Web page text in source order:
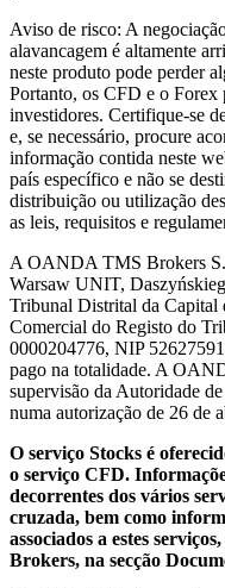
Aviso de risco: A
alavancagem é altamente
neste produto pode perder
Portanto, os CFD e o Forex
investidores. Certifique-se
e, se necessário, procure
informação contida neste
país específico e não se
distribuição ou utilização
as leis, requisitos e
A OANDA TMS Brokers
Warsaw UNIT,
Tribunal Distrital da Capital
Comercial do Registo do
0000204776, NIP
pago na totalidade. A
supervisão da Autoridade
numa autorização de 26 de
O serviço Stocks é
o serviço CFD.
decorrentes dos vários
cruzada, bem como
associados a estes
Brokers, na secção